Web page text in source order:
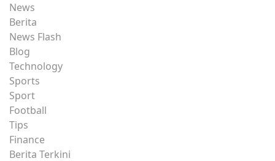
News
Berita
News Flash
Blog
Technology
Sports
Sport
Football
Tips
Finance
Berita Terkini